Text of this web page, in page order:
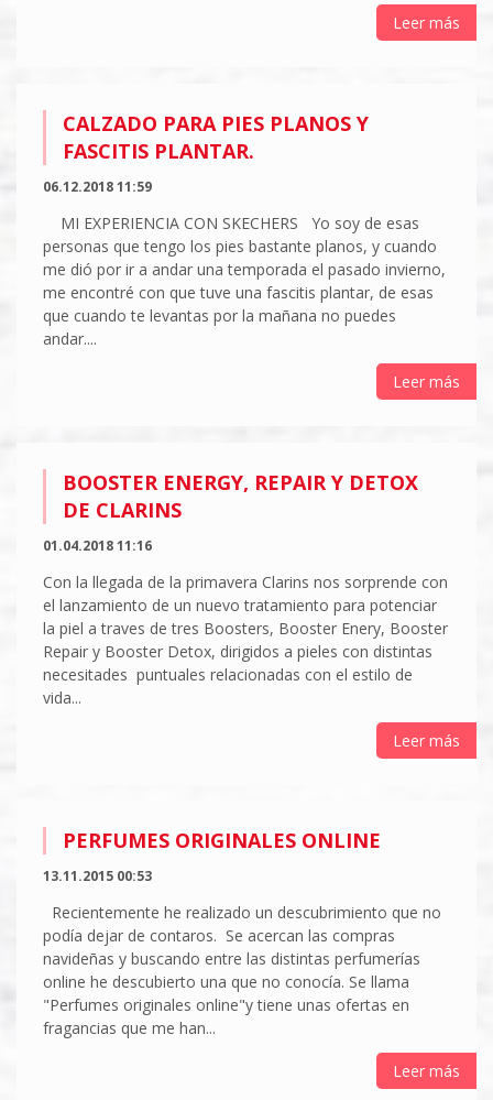
Leer más
CALZADO PARA PIES PLANOS Y
FASCITIS PLANTAR.
06.12.2018 11:59
MI EXPERIENCIA CON SKECHERS Yo soy de esas
personas que tengo los pies bastante planos, y cuando
me dió por ir a andar una temporada el pasado invierno,
me encontré con que tuve una fascitis plantar, de esas
que cuando te levantas por la mañana no puedes
andar....
Leer más
BOOSTER ENERGY, REPAIR Y DETOX
DE CLARINS
01.04.2018 11:16
Con la llegada de la primavera Clarins nos sorprende con
el lanzamiento de un nuevo tratamiento para potenciar
la piel a traves de tres Boosters, Booster Enery, Booster
Repair y Booster Detox, dirigidos a pieles con distintas
necesitades puntuales relacionadas con el estilo de
vida...
Leer más
PERFUMES ORIGINALES ONLINE
13.11.2015 00:53
Recientemente he realizado un descubrimiento que no
podía dejar de contaros. Se acercan las compras
navideñas y buscando entre las distintas perfumerías
online he descubierto una que no conocía. Se llama
"Perfumes originales online"y tiene unas ofertas en
fragancias que me han...
Leer más